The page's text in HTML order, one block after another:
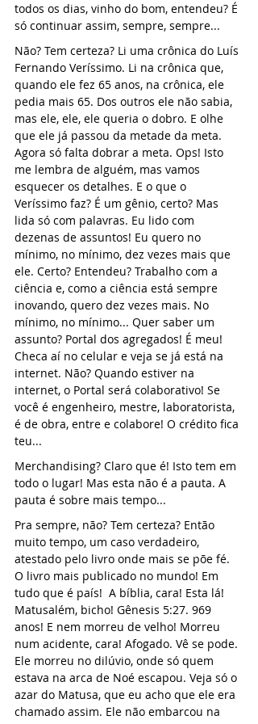
todos os dias, vinho do bom, entendeu? É
só continuar assim, sempre, sempre...
Não? Tem certeza? Li uma crônica do Luís
Fernando Veríssimo. Li na crônica que,
quando ele fez 65 anos, na crônica, ele
pedia mais 65. Dos outros ele não sabia,
mas ele, ele, ele queria o dobro. E olhe
que ele já passou da metade da meta.
Agora só falta dobrar a meta. Ops! Isto
me lembra de alguém, mas vamos
esquecer os detalhes. E o que o
Veríssimo faz? É um gênio, certo? Mas
lida só com palavras. Eu lido com
dezenas de assuntos! Eu quero no
mínimo, no mínimo, dez vezes mais que
ele. Certo? Entendeu? Trabalho com a
ciência e, como a ciência está sempre
inovando, quero dez vezes mais. No
mínimo, no mínimo... Quer saber um
assunto? Portal dos agregados! É meu!
Checa aí no celular e veja se já está na
internet. Não? Quando estiver na
internet, o Portal será colaborativo! Se
você é engenheiro, mestre, laboratorista,
é de obra, entre e colabore! O crédito fica
teu...
Merchandising? Claro que é! Isto tem em
todo o lugar! Mas esta não é a pauta. A
pauta é sobre mais tempo...
Pra sempre, não? Tem certeza? Então
muito tempo, um caso verdadeiro,
atestado pelo livro onde mais se põe fé.
O livro mais publicado no mundo! Em
tudo que é país!  A bíblia, cara! Esta lá!
Matusalém, bicho! Gênesis 5:27. 969
anos! E nem morreu de velho! Morreu
num acidente, cara! Afogado. Vê se pode.
Ele morreu no dilúvio, onde só quem
estava na arca de Noé escapou. Veja só o
azar do Matusa, que eu acho que ele era
chamado assim. Ele não embarcou na